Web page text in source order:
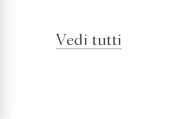
Vedi tutti